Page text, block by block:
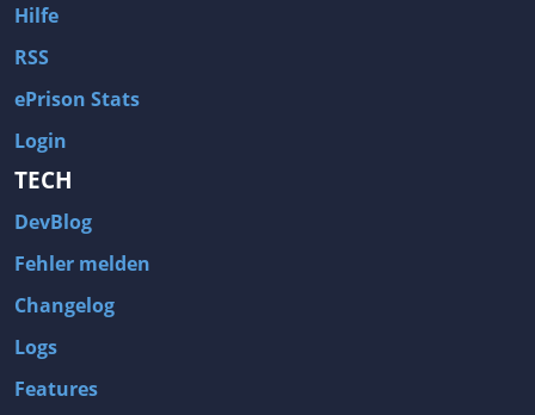
Hilfe
RSS
ePrison Stats
Login
TECH
DevBlog
Fehler melden
Changelog
Logs
Features